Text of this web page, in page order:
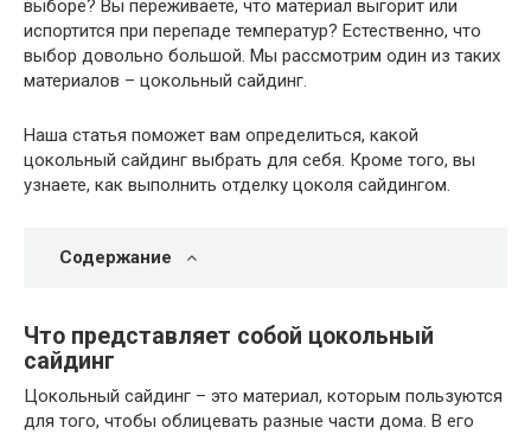
выборе? Вы переживаете, что материал выгорит или
испортится при перепаде температур? Естественно, что
выбор довольно большой. Мы рассмотрим один из таких
материалов – цокольный сайдинг.
Наша статья поможет вам определиться, какой
цокольный сайдинг выбрать для себя. Кроме того, вы
узнаете, как выполнить отделку цоколя сайдингом.
Содержание
Что представляет собой цокольный
сайдинг
Цокольный сайдинг – это материал, которым пользуются
для того, чтобы облицевать разные части дома. В его